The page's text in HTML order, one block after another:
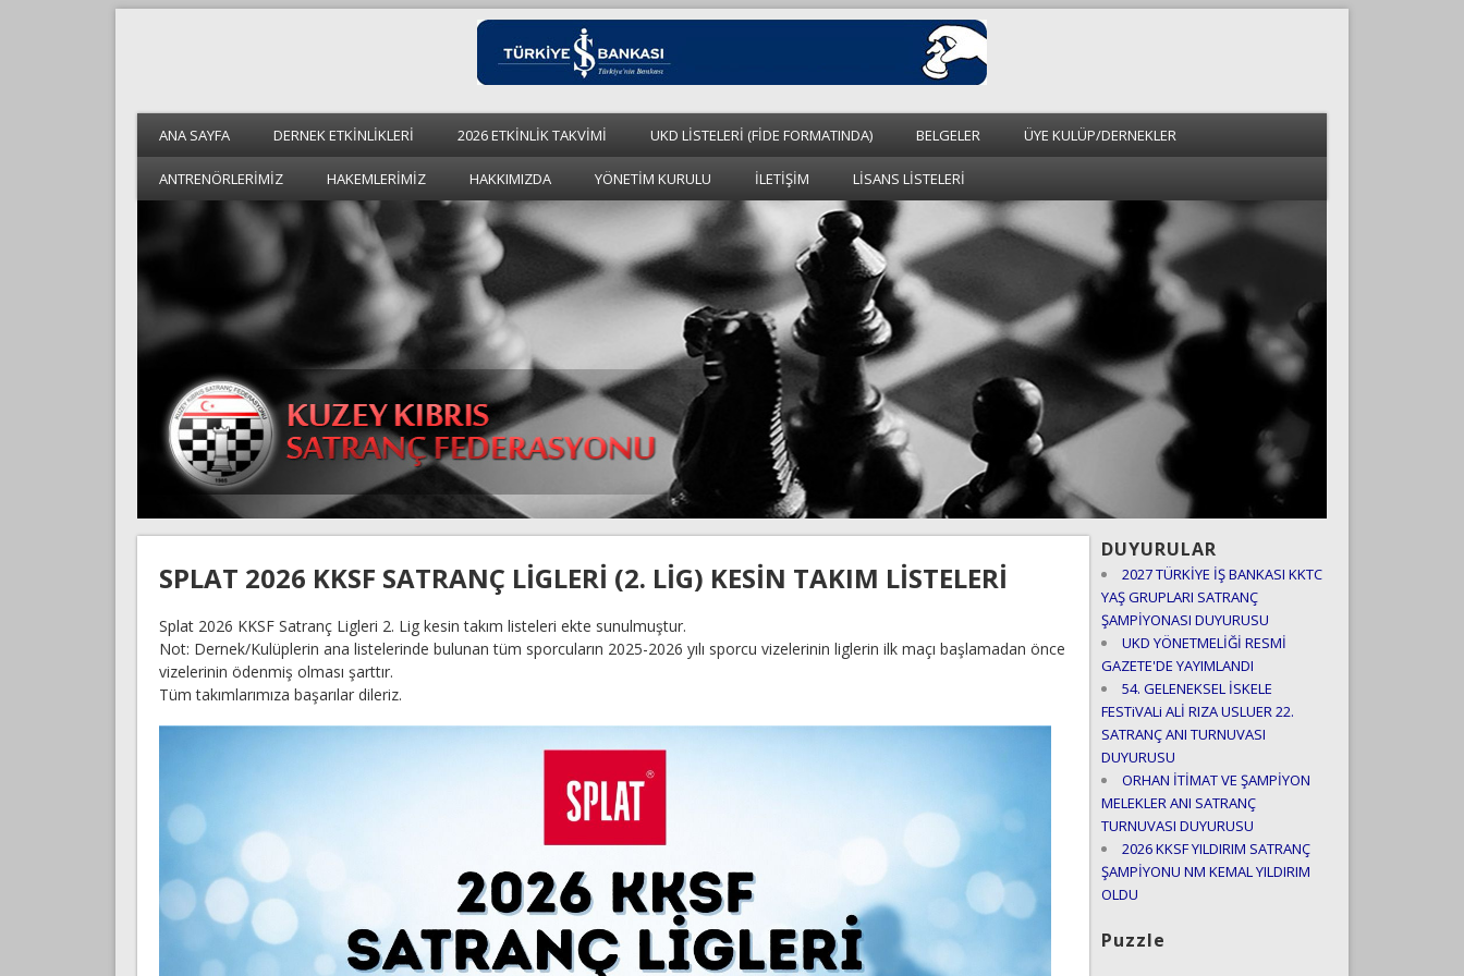
ANA SAYFA DERNEK ETKİNLİKLERİ 2026 ETKİNLİK TAKVİMİ UKD LİSTELERİ (FİDE FORMATINDA) BELGELER ÜYE KULÜP/DERNEKLER
ANTRENÖRLERİMİZ HAKEMLERİMİZ HAKKIMIZDA YÖNETİM KURULU İLETİŞİM LİSANS LİSTELERİ
SPLAT 2026 KKSF SATRANÇ LİGLERİ (2. LİG) KESİN TAKIM LİSTELERİ
Splat 2026 KKSF Satranç Ligleri 2. Lig kesin takım listeleri ekte sunulmuştur.
Not: Dernek/Kulüplerin ana listelerinde bulunan tüm sporcuların 2025-2026 yılı sporcu vizelerinin liglerin ilk maçı başlamadan önce
vizelerinin ödenmiş olması şarttır.
Tüm takımlarımıza başarılar dileriz.
DUYURULAR
2027 TÜRKİYE İŞ BANKASI KKTC
YAŞ GRUPLARI SATRANÇ
ŞAMPİYONASI DUYURUSU
UKD YÖNETMELİĞİ RESMİ
GAZETE'DE YAYIMLANDI
54. GELENEKSEL İSKELE
FESTiVALi ALİ RIZA USLUER 22.
SATRANÇ ANI TURNUVASI
DUYURUSU
ORHAN İTİMAT VE ŞAMPİYON
MELEKLER ANI SATRANÇ
TURNUVASI DUYURUSU
2026 KKSF YILDIRIM SATRANÇ
ŞAMPİYONU NM KEMAL YILDIRIM
OLDU
Puzzle